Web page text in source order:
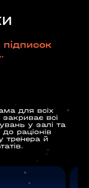
підписок
для всіх
закриває всі
у залі та
раціонів
тренера й